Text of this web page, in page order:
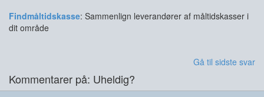
Findmåltidskasse: Sammenlign leverandører af måltidskasser i
dit område
Gå til sidste svar
Kommentarer på: Uheldig?